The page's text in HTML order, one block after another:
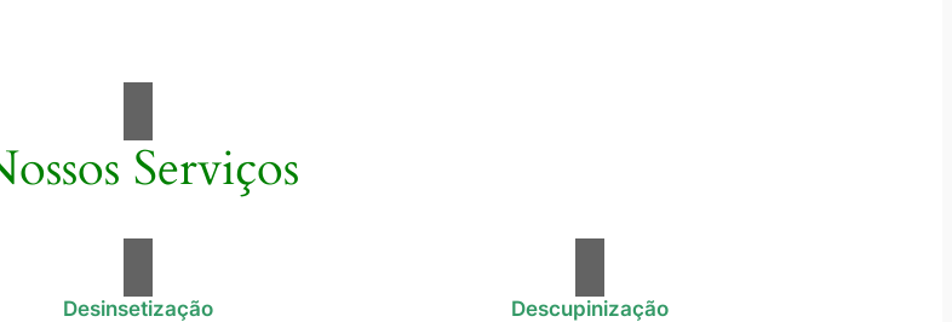
Serviços
Desinsetização
Descupinização